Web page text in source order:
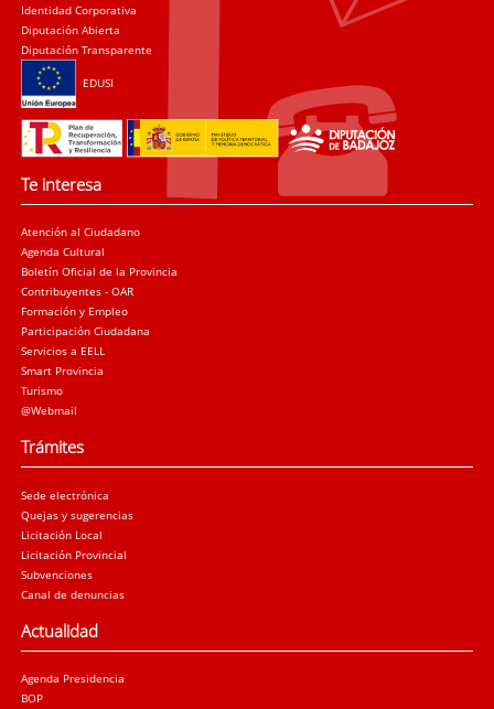
Identidad Corporativa
Diputación Abierta
Diputación Transparente
EDUSI
Te interesa
Atención al Ciudadano
Agenda Cultural
Boletín Oficial de la Provincia
Contribuyentes - OAR
Formación y Empleo
Participación Ciudadana
Servicios a EELL
Smart Provincia
Turismo
@Webmail
Trámites
Sede electrónica
Quejas y sugerencias
Licitación Local
Licitación Provincial
Subvenciones
Canal de denuncias
Actualidad
Agenda Presidencia
BOP